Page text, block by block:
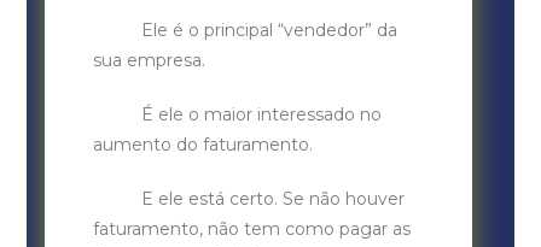
Ele é o principal “vendedor” da
sua empresa.
É ele o maior interessado no
aumento do faturamento.
E ele está certo. Se não houver
faturamento, não tem como pagar as